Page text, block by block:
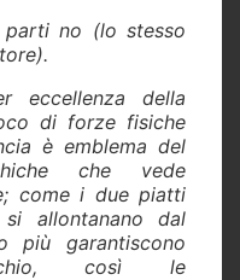
no (lo stesso
eccellenza della
di forze fisiche
è emblema del
che vede
come i due piatti
allontanano dal
più garantiscono
così le